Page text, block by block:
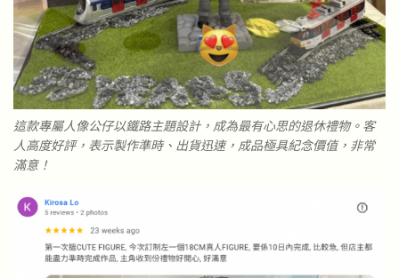
這款專屬人像公仔以鐵路主題設計，成為最有心思的退休禮物。客
人高度好評，表示製作準時、出貨迅速，成品極具紀念價值，非常
滿意！